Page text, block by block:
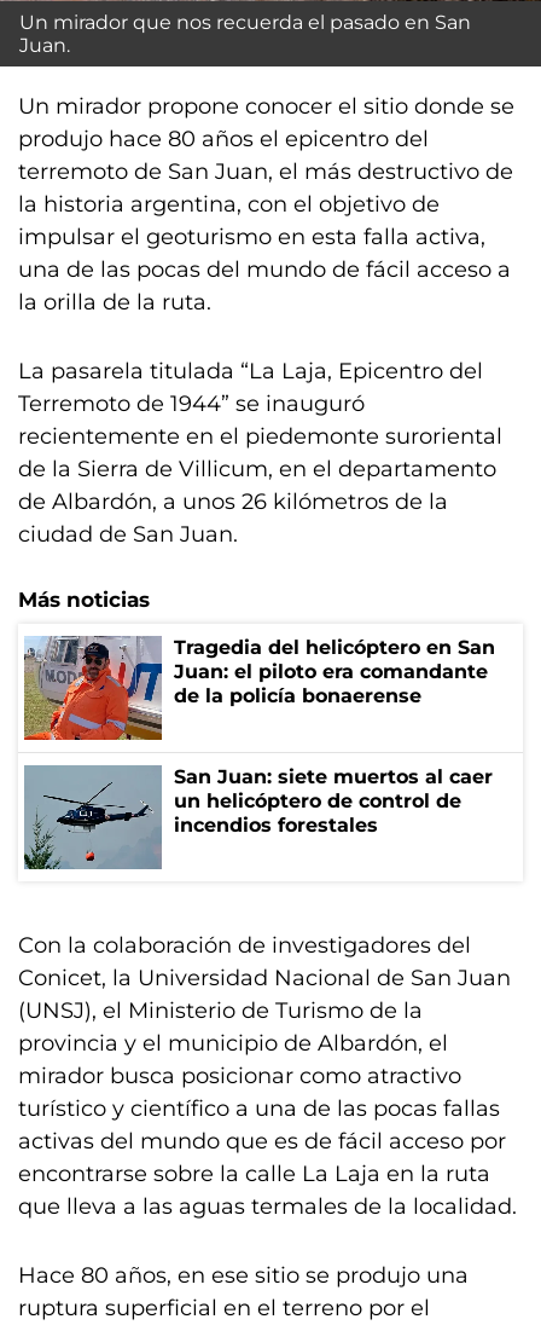
Un mirador que nos recuerda el pasado en San
Juan.
Un mirador propone conocer el sitio donde se
produjo hace 80 años el epicentro del
terremoto de San Juan, el más destructivo de
la historia argentina, con el objetivo de
impulsar el geoturismo en esta falla activa,
una de las pocas del mundo de fácil acceso a
la orilla de la ruta.
La pasarela titulada “La Laja, Epicentro del
Terremoto de 1944” se inauguró
recientemente en el piedemonte suroriental
de la Sierra de Villicum, en el departamento
de Albardón, a unos 26 kilómetros de la
ciudad de San Juan.
Más noticias
Tragedia del helicóptero en San
Juan: el piloto era comandante
de la policía bonaerense
San Juan: siete muertos al caer
un helicóptero de control de
incendios forestales
Con la colaboración de investigadores del
Conicet, la Universidad Nacional de San Juan
(UNSJ), el Ministerio de Turismo de la
provincia y el municipio de Albardón, el
mirador busca posicionar como atractivo
turístico y científico a una de las pocas fallas
activas del mundo que es de fácil acceso por
encontrarse sobre la calle La Laja en la ruta
que lleva a las aguas termales de la localidad.
Hace 80 años, en ese sitio se produjo una
ruptura superficial en el terreno por el